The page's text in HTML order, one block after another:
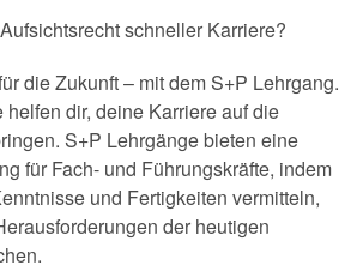
schneller Karriere?
die Zukunft – mit dem S+P Lehrgang.
dir, deine Karriere auf die
S+P Lehrgänge bieten eine
für Fach- und Führungskräfte, indem
und Fertigkeiten vermitteln,
der heutigen